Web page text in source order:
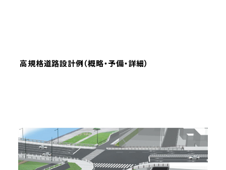
高規格道路設計例（概略・予備・詳細）